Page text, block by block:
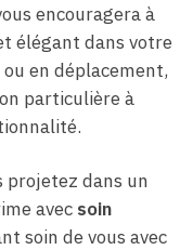
encouragera à
élégant dans votre
en déplacement,
particulière à
projetez dans un
avec soin
soin de vous avec